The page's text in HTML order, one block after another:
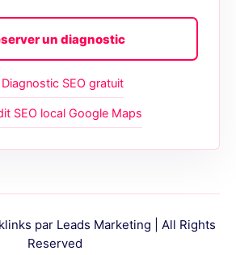
un diagnostic
Diagnostic SEO gratuit
SEO local Google Maps
par Leads Marketing | All Rights
Reserved